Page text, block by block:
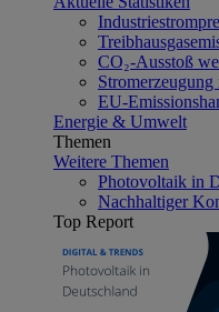
CO₂-Ausstoß
EU-
Energie & Umwelt
Themen
Weitere Themen
Photovoltaik in
Nachhaltiger
Top Report